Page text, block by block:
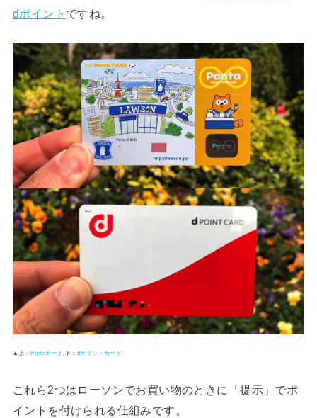
dポイント ですね。
▲上： Pontaカード,下： dポイントカード
これら2つはローソンでお買い物のときに「提示」でポ
イントを付けられる仕組みです。